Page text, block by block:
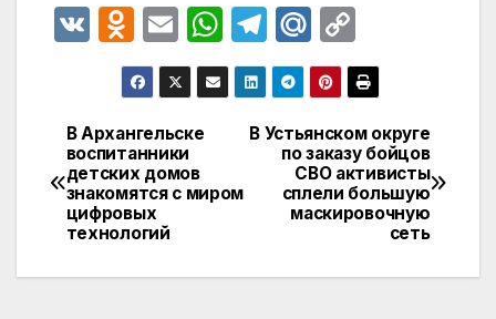
V
O
d
n
o
kl
a
s
s
E
m
ail
W
h
at
p
T
el
e
gr
a
m
M
ail
.R
u
o
p
y
Li
n
Навигация
по
записям
В Устьянском округе
по заказу бойцов
СВО активисты
сплели большую
маскировочную
сеть
В Архангельске
воспитанники
детских домов
знакомятся с миром
цифровых
технологий